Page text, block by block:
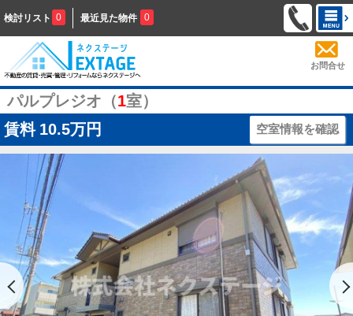
検討リスト 0 最近見た物件 0
お問合せ
パルプレジオ（1室）
賃料 10.5万円 空室情報を確認